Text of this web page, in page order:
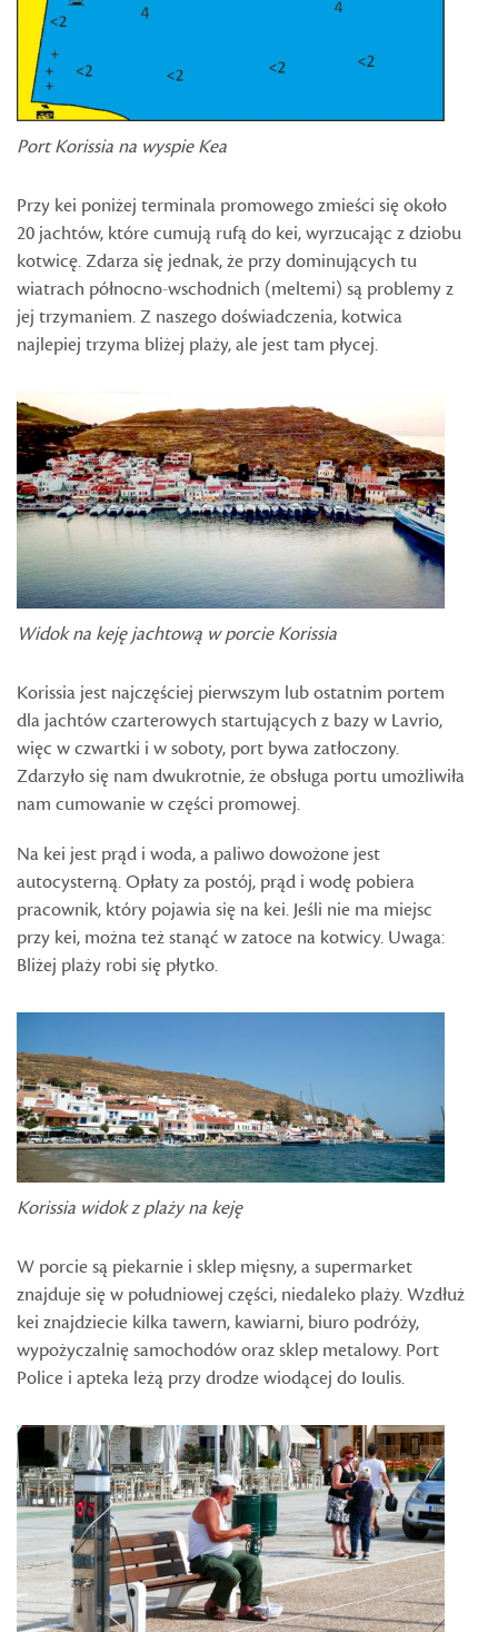
Port Korissia na wyspie Kea
Przy kei poniżej terminala promowego zmieści się około
20 jachtów, które cumują rufą do kei, wyrzucając z dziobu
kotwicę. Zdarza się jednak, że przy dominujących tu
wiatrach północno-wschodnich (meltemi) są problemy z
jej trzymaniem. Z naszego doświadczenia, kotwica
najlepiej trzyma bliżej plaży, ale jest tam płycej.
Widok na keję jachtową w porcie Korissia
Korissia jest najczęściej pierwszym lub ostatnim portem
dla jachtów czarterowych startujących z bazy w Lavrio,
więc w czwartki i w soboty, port bywa zatłoczony.
Zdarzyło się nam dwukrotnie, że obsługa portu umożliwiła
nam cumowanie w części promowej.
Na kei jest prąd i woda, a paliwo dowożone jest
autocysterną. Opłaty za postój, prąd i wodę pobiera
pracownik, który pojawia się na kei. Jeśli nie ma miejsc
przy kei, można też stanąć w zatoce na kotwicy. Uwaga:
Bliżej plaży robi się płytko.
Korissia widok z plaży na keję
W porcie są piekarnie i sklep mięsny, a supermarket
znajduje się w południowej części, niedaleko plaży. Wzdłuż
kei znajdziecie kilka tawern, kawiarni, biuro podróży,
wypożyczalnię samochodów oraz sklep metalowy. Port
Police i apteka leżą przy drodze wiodącej do Ioulis.